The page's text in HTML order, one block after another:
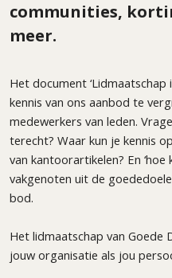
communities,
meer.
Het document
kennis van ons aanbod te
medewerkers van leden.
terecht? Waar kun je kennis
van kantoorartikelen? En
vakgenoten uit de
bod.
Het lidmaatschap van Goede
jouw organisatie als jou